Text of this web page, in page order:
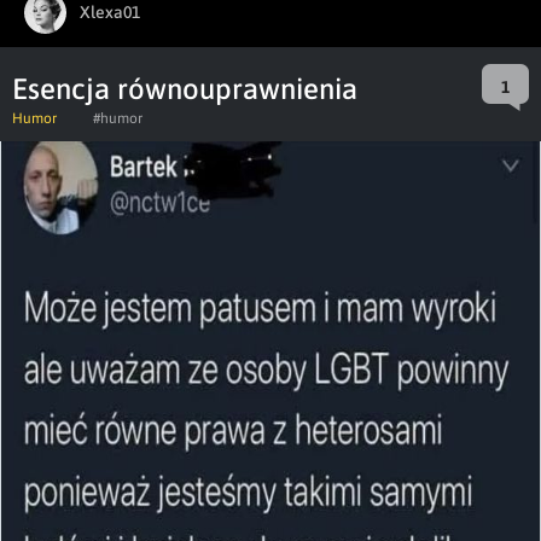
Xlexa01
Esencja równouprawnienia 1
Humor #humor